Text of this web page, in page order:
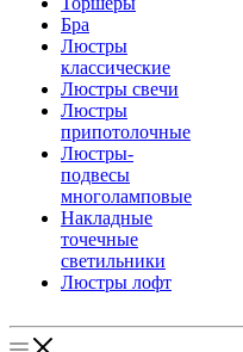
Бра
Люстры
классические
Люстры свечи
Люстры
припотолочные
Люстры-
подвесы
многоламповые
Накладные
точечные
светильники
Люстры лофт